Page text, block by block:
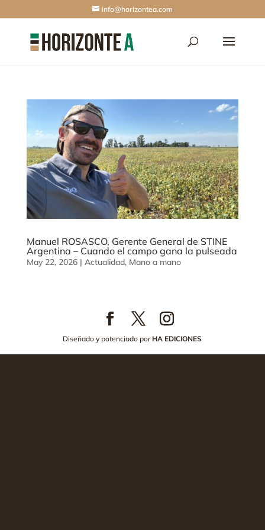
info@horizontea.com
Manuel ROSASCO, Gerente General de STINE
Argentina – Cuando el campo gana la pulseada
May 22, 2026| Actualidad, Mano a mano
Diseñado y potenciado por HA EDICIONES